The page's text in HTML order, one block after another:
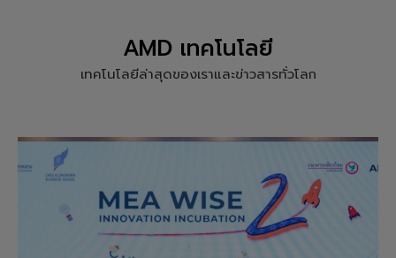
AMD เทคโนโลยี
เทคโนโลยีล่าสุดของเราและข่าวสารทั่วโลก